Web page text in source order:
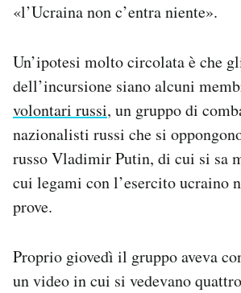
«l’Ucraina non c’entra niente».
Un’ipotesi molto circolata è che
dell’incursione siano alcuni
volontari russi, un gruppo di
nazionalisti russi che si
russo Vladimir Putin, di cui si sa
cui legami con l’esercito ucraino
prove.
Proprio giovedì il gruppo aveva
un video in cui si vedevano